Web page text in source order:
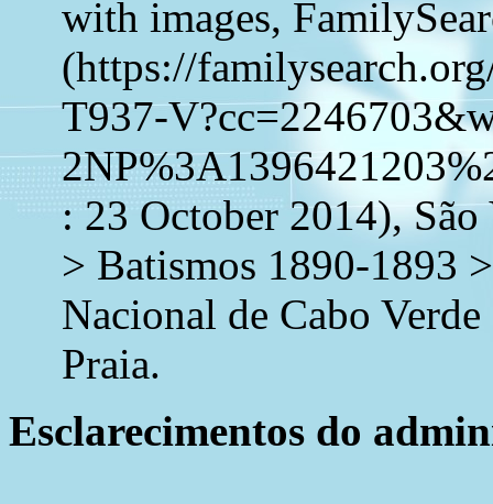
with images,
(https://
T937-
: 23 October 2014),
> Batismos 1890-1893
Nacional de Cabo
Praia.
Esclarecimentos do